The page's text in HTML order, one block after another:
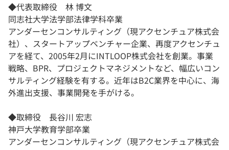
◆代表取締役 林 博文
同志社大学法学部法律学科卒業
アンダーセンコンサルティング（現アクセンチュア株式会
社）、スタートアップベンチャー企業、再度アクセンチュ
アを経て、2005年2月にINTLOOP株式会社を創業。事業
戦略、BPR、プロジェクトマネジメントなど、幅広いコン
サルティング経験を有する。近年はB2C業界を中心に、海
外進出支援、事業開発を手がける。
◆取締役 長谷川 宏志
神戸大学教育学部卒業
アンダーセンコンサルティング（現アクセンチュア株式会